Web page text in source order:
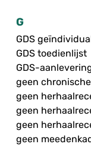
G
GDS
GDS toedienlijst
GDS-
geen
geen
geen
geen
geen